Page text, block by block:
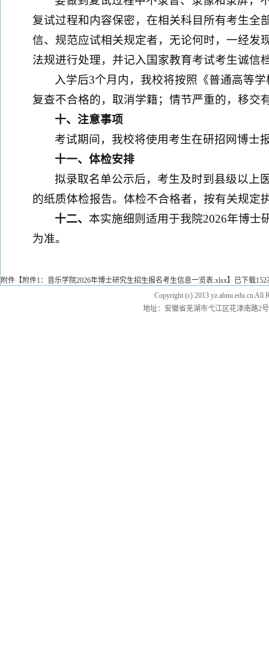
复试过程和内容保密，在相关科目所有考生全
信、规范应试相关规定者，无论何时，一经发
法规进行处理，并记入国家教育考试考生诚信
入学后3个月内，我校将按照《普通高等
复查不合格的，取消学籍；情节严重的，移交
十、注意事项
考试期间，我校将使用考生在研招网博士
十一、体检安排
拟录取名单公示后，考生及时到县级以上
的纸质体检报告。体检不合格者，按有关规定
十二、 本实施细则适用于我院2026年博士
为准。
附件【 附件1：音乐学院2026年博士研究生招生报名考生信息一览表.xlsx】已下载152
Copyright (c) 2013 yz.ahnu.edu.cn
地址：安徽省芜湖市弋江区花津南路2